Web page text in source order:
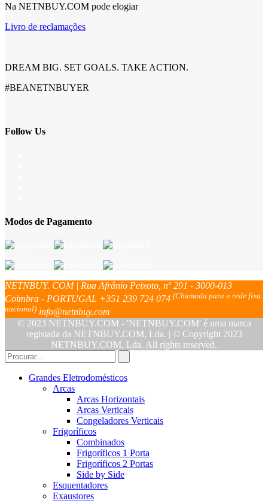
Na NETNBUY.COM pode elogiar
Livro de reclamações
DREAM BIG. SET GOALS. TAKE ACTION.
#BEANETNBUYER
Follow Us
Modos de Pagamento
NETNBUY. COM | Rua Afrânio Peixoto, nº 291 - 3000-013
Coimbra - PORTUGAL +351 239 724 074 (Chamada para a rede fixa
nacional) info@netnbuy.com
© 2023 NETNBUY.COM - 'NETNBUY.COM' é uma marca
registada da NETNBUY.COM, Lda. | © Copyright 2023
NETNBUY.COM, Lda. All rights reserved.
Grandes Eletrodomésticos
Arcas
Arcas Horizontais
Arcas Verticais
Congeladores Verticais
Frigoríficos
Combinados
Frigoríficos 1 Porta
Frigoríficos 2 Portas
Side by Side
Esquentadores
Exaustores